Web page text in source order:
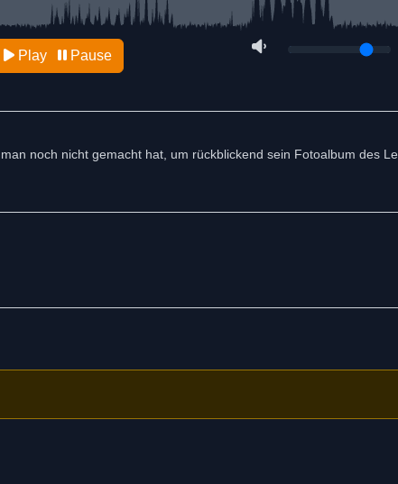
Play Pause
noch nicht gemacht hat, um rückblickend sein Fotoalbum des